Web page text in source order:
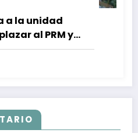
a la unidad
al PRM y
ciudadana